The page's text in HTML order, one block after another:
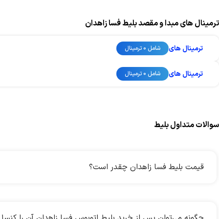
ترمینال های مبدا و مقصد بلیط فسا زاهدان
ترمینال های شامل 0 ترمینال
ترمینال های شامل 0 ترمینال
سوالات متداول بلیط
قیمت بلیط فسا زاهدان چقدر است؟